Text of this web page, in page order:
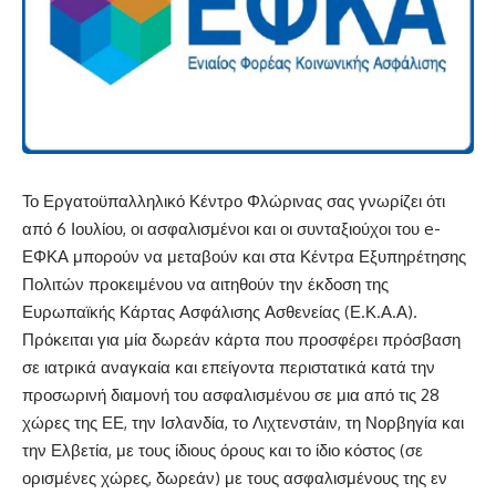
Το Εργατοϋπαλληλικό Κέντρο Φλώρινας σας γνωρίζει ότι
από 6 Ιουλίου, οι ασφαλισμένοι και οι συνταξιούχοι του e-
ΕΦΚΑ μπορούν να μεταβούν και στα Κέντρα Εξυπηρέτησης
Πολιτών προκειμένου να αιτηθούν την έκδοση της
Ευρωπαϊκής Κάρτας Ασφάλισης Ασθενείας (Ε.Κ.Α.Α).
Πρόκειται για μία δωρεάν κάρτα που προσφέρει πρόσβαση
σε ιατρικά αναγκαία και επείγοντα περιστατικά κατά την
προσωρινή διαμονή του ασφαλισμένου σε μια από τις 28
χώρες της ΕΕ, την Ισλανδία, το Λιχτενστάιν, τη Νορβηγία και
την Ελβετία, με τους ίδιους όρους και το ίδιο κόστος (σε
ορισμένες χώρες, δωρεάν) με τους ασφαλισμένους της εν